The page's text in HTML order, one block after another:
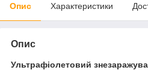
Опис Характеристики
Опис
Ультрафіолетовий